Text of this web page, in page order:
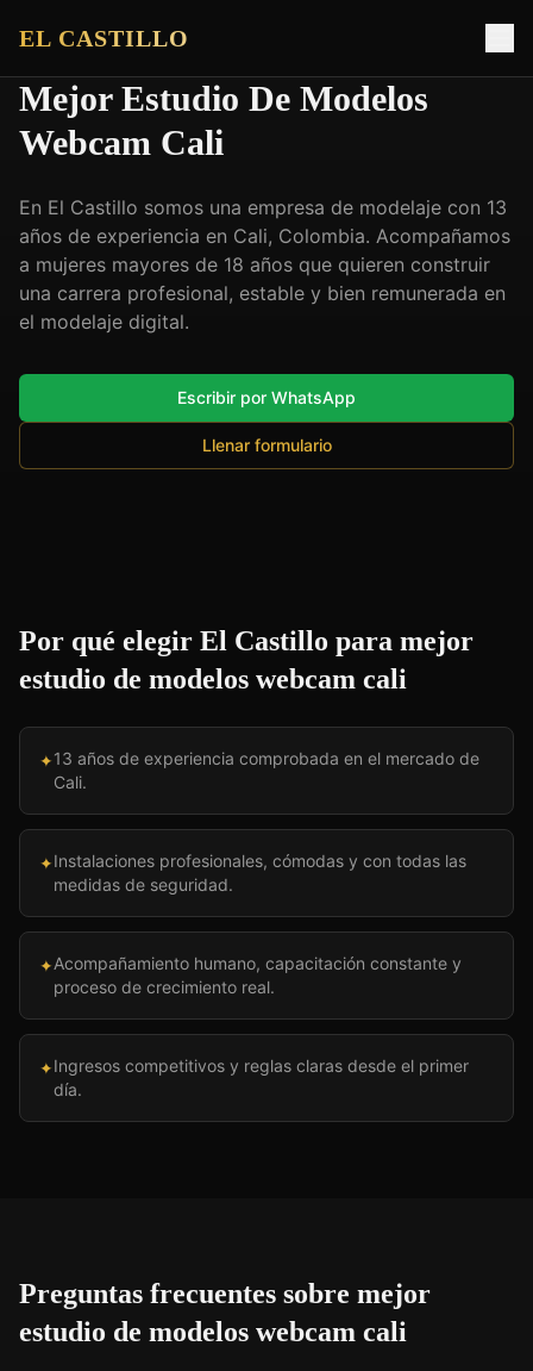
EL CASTILLO
Mejor Estudio De Modelos
Webcam Cali
En El Castillo somos una empresa de modelaje con 13
años de experiencia en Cali, Colombia. Acompañamos
a mujeres mayores de 18 años que quieren construir
una carrera profesional, estable y bien remunerada en
el modelaje digital.
Escribir por WhatsApp
Llenar formulario
Por qué elegir El Castillo para mejor
estudio de modelos webcam cali
✦13 años de experiencia comprobada en el mercado de
Cali.
✦Instalaciones profesionales, cómodas y con todas las
medidas de seguridad.
✦Acompañamiento humano, capacitación constante y
proceso de crecimiento real.
✦Ingresos competitivos y reglas claras desde el primer
día.
Preguntas frecuentes sobre mejor
estudio de modelos webcam cali